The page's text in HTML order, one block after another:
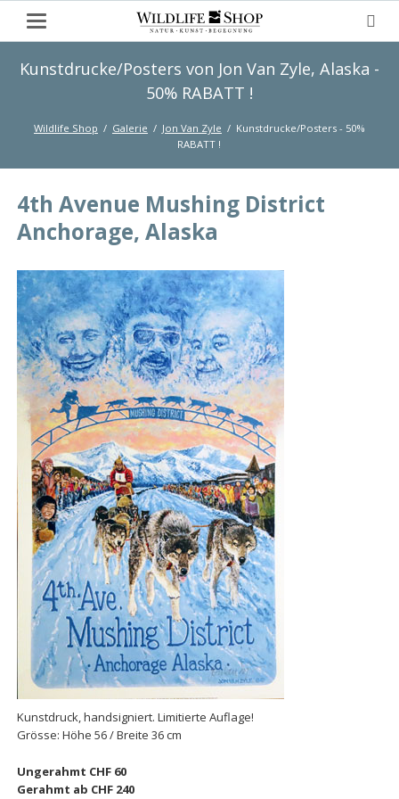
Kunstdrucke/Posters von Jon Van Zyle, Alaska -
50% RABATT !
Wildlife Shop Galerie Jon Van Zyle
Kunstdrucke/Posters - 50%
RABATT !
4th Avenue Mushing District
Anchorage, Alaska
Kunstdruck, handsigniert. Limitierte Auflage!
Grösse: Höhe 56 / Breite 36 cm
Ungerahmt CHF 60
Gerahmt ab CHF 240